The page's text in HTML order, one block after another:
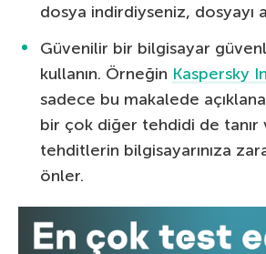
dosya indirdiyseniz, dosyayı
Güvenilir bir bilgisayar
kullanın. Örneğin Kaspersky
sadece bu makalede
bir çok diğer tehdidi de tanır
tehditlerin bilgisayarınıza
önler.